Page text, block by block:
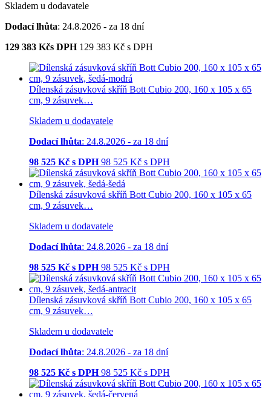
Skladem u dodavatele
Dodací lhůta: 24.8.2026 - za 18 dní
129 383 Kčs DPH 129 383 Kč s DPH
Dílenská zásuvková skříň Bott Cubio 200, 160 x 105 x 65
cm, 9 zásuvek…
Skladem u dodavatele
Dodací lhůta: 24.8.2026 - za 18 dní
98 525 Kč s DPH 98 525 Kč s DPH
Dílenská zásuvková skříň Bott Cubio 200, 160 x 105 x 65
cm, 9 zásuvek…
Skladem u dodavatele
Dodací lhůta: 24.8.2026 - za 18 dní
98 525 Kč s DPH 98 525 Kč s DPH
Dílenská zásuvková skříň Bott Cubio 200, 160 x 105 x 65
cm, 9 zásuvek…
Skladem u dodavatele
Dodací lhůta: 24.8.2026 - za 18 dní
98 525 Kč s DPH 98 525 Kč s DPH